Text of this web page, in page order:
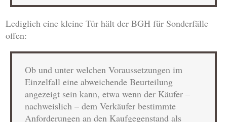
Lediglich eine kleine Tür hält der BGH für Sonderfälle
offen:
Ob und unter welchen Voraussetzungen im
Einzelfall eine abweichende Beurteilung
angezeigt sein kann, etwa wenn der Käufer –
nachweislich – dem Verkäufer bestimmte
Anforderungen an den Kaufgegenstand als